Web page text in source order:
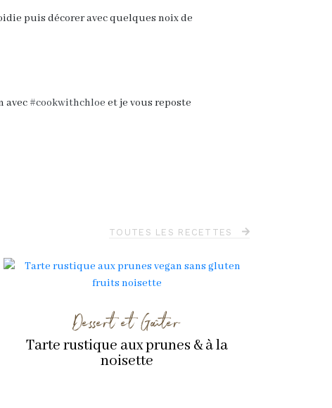
puis décorer avec quelques noix de
avec #cookwithchloe et je vous reposte
TOUTES LES RECETTES
Dessert et Goûter
Tarte rustique aux prunes & à la
noisette